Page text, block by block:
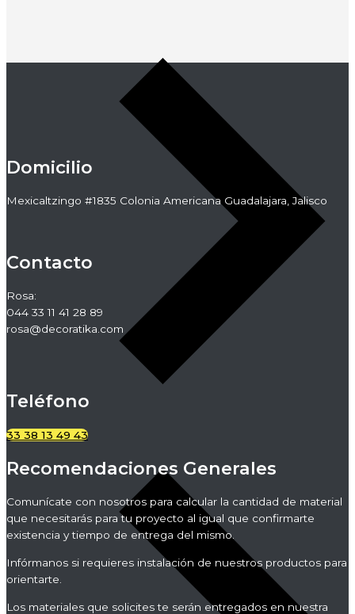
Domicilio
Mexicaltzingo #1835 Colonia Americana Guadalajara, Jalisco
Contacto
Rosa:
044 33 11 41 28 89
rosa@decoratika.com
Teléfono
33 38 13 49 43
Recomendaciones Generales
Comunícate con nosotros para calcular la cantidad de material
que necesitarás para tu proyecto al igual que confirmarte
existencia y tiempo de entrega del mismo.
Infórmanos si requieres instalación de nuestros productos para
orientarte.
Los materiales que solicites te serán entregados en nuestra